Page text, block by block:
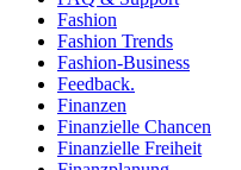
Fashion
Fashion Trends
Fashion-Business
Feedback.
Finanzen
Finanzielle Chancen
Finanzielle Freiheit